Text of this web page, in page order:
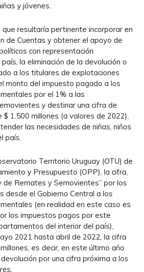
y jóvenes.
resultaría pertinente incorporar en
de Cuentas y obtener el apoyo de
con representación
la eliminación de la devolución o
a los titulares de explotaciones
monto del impuesto pagado a los
por el 1% a las
y destinar una cifra de
$ 1.500 millones (a valores de 2022),
las necesidades de niñas, niños
país.
Territorio Uruguay (OTU) de
y Presupuesto (OPP), la cifra,
de Remates y Semovientes” por los
desde el Gobierno Central a los
(en realidad en este caso es
los impuestos pagos por este
del interior del país),
2021 hasta abril de 2022, la cifra
es decir, en este último año
por una cifra próxima a los